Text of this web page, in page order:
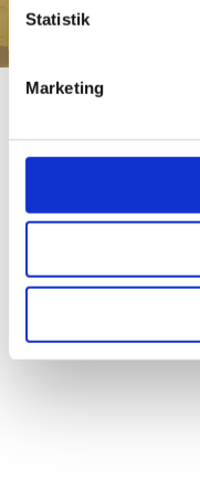
Statistik
Marketing